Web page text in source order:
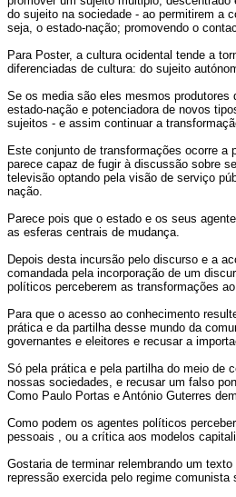
do sujeito na sociedade - ao permitirem a
seja, o estado-nação; promovendo o
Para Poster, a cultura ocidental tende a
diferenciadas de cultura: do sujeito
Se os media são eles mesmos
estado-nação e potenciadora de novos
sujeitos - e assim continuar a
Este conjunto de transformações ocorre
parece capaz de fugir à discussão sobre
televisão optando pela visão de serviço
nação.
Parece pois que o estado e os seus
as esferas centrais de mudança.
Depois desta incursão pelo discurso e a
comandada pela incorporação de um
políticos perceberem as transformações
Para que o acesso ao conhecimento
prática e da partilha desse mundo da
governantes e eleitores e recusar a
Só pela prática e pela partilha do meio de
nossas sociedades, e recusar um falso
Como Paulo Portas e António Guterres
Como podem os agentes políticos
pessoais , ou a crítica aos modelos
Gostaria de terminar relembrando um
repressão exercida pelo regime